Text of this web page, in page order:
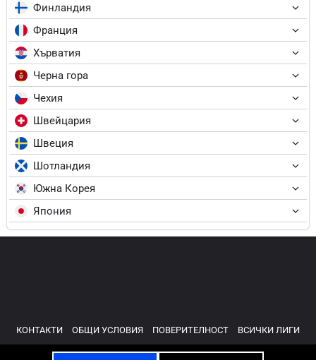
Финландия
Франция
Хърватия
Черна гора
Чехия
Швейцария
Швеция
Шотландия
Южна Корея
Япония
КОНТАКТИ ОБЩИ УСЛОВИЯ ПОВЕРИТЕЛНОСТ ВСИЧКИ ЛИГИ